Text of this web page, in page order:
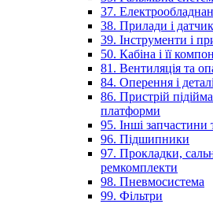
37.
38. Прилади і
39. Інструменти і
50. Кабіна і її
81. Вентиляція та
84. Оперення і
86. Пристрій
платформи
95. Інші запчастини
96. Підшипники
97. Прокладки,
ремкомплекти
98. Пневмосистема
99. Фільтри